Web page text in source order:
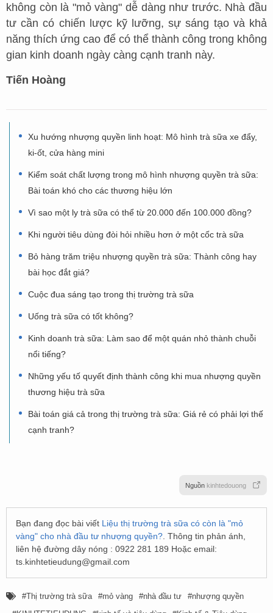
không còn là "mỏ vàng" dễ dàng như trước. Nhà đầu
tư cần có chiến lược kỹ lưỡng, sự sáng tạo và khả
năng thích ứng cao để có thể thành công trong không
gian kinh doanh ngày càng cạnh tranh này.
Tiến Hoàng
Xu hướng nhượng quyền linh hoạt: Mô hình trà sữa xe đẩy,
ki-ốt, cửa hàng mini
Kiểm soát chất lượng trong mô hình nhượng quyền trà sữa:
Bài toán khó cho các thương hiệu lớn
Vì sao một ly trà sữa có thể từ 20.000 đến 100.000 đồng?
Khi người tiêu dùng đòi hỏi nhiều hơn ở một cốc trà sữa
Bỏ hàng trăm triệu nhượng quyền trà sữa: Thành công hay
bài học đắt giá?
Cuộc đua sáng tạo trong thị trường trà sữa
Uống trà sữa có tốt không?
Kinh doanh trà sữa: Làm sao để một quán nhỏ thành chuỗi
nổi tiếng?
Những yếu tố quyết định thành công khi mua nhượng quyền
thương hiệu trà sữa
Bài toán giá cả trong thị trường trà sữa: Giá rẻ có phải lợi thế
cạnh tranh?
Nguồn kinhtedouong
Bạn đang đọc bài viết Liệu thị trường trà sữa có còn là "mỏ
vàng" cho nhà đầu tư nhượng quyền? . Thông tin phản ánh,
liên hệ đường dây nóng : 0922 281 189 Hoặc email:
ts.kinhtetieudung@gmail.com
Thị trường trà sữa mỏ vàng nhà đầu tư
nhượng quyền